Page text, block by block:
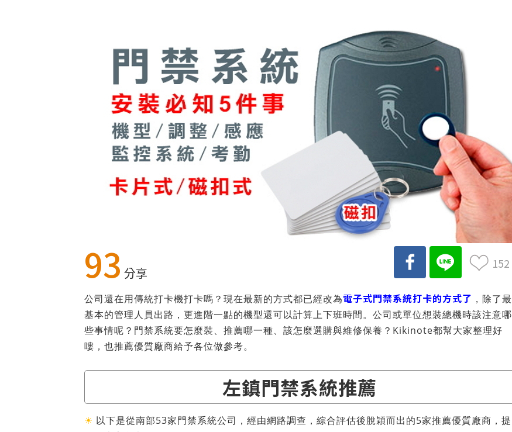
93 分享
152
公司還在用傳統打卡機打卡嗎？現在最新的方式都已經改為電子式門禁系統打卡的方式了 ，除了最
基本的管理人員出路，更進階一點的機型還可以計算上下班時間。公司或單位想裝總機時該注意哪
些事情呢？門禁系統要怎麼裝、推薦哪一種、該怎麼選購與維修保養？Kikinote都幫大家整理好
嘍，也推薦優質廠商給予各位做參考。
左鎮門禁系統推薦
☀ 以下是從南部53家門禁系統公司，經由網路調查，綜合評估後脫穎而出的5家推薦優質廠商，提